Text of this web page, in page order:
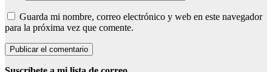
Guarda mi nombre, correo electrónico y web en este navegador
para la próxima vez que comente.